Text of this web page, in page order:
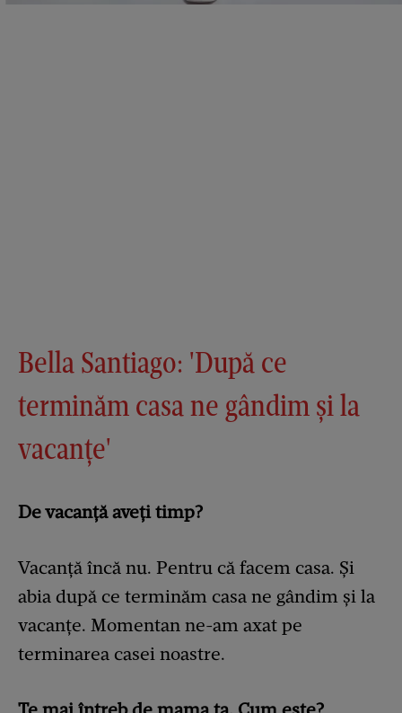
Bella Santiago: 'După ce
terminăm casa ne gândim și la
vacanțe'
De vacanță aveți timp?
Vacanță încă nu. Pentru că facem casa. Și
abia după ce terminăm casa ne gândim și la
vacanțe. Momentan ne-am axat pe
terminarea casei noastre.